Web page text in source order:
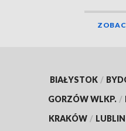
BIAŁYSTOK /
GORZÓW WLKP. /
KRAKÓW / LUBLIN